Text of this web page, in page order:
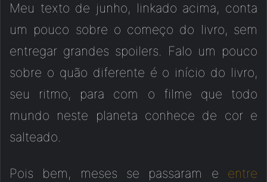
Meu texto de junho, linkado acima, conta
um pouco sobre o começo do livro, sem
entregar grandes spoilers. Falo um pouco
sobre o quão diferente é o início do livro,
seu ritmo, para com o filme que todo
mundo neste planeta conhece de cor e
salteado.
Pois bem, meses se passaram e entre